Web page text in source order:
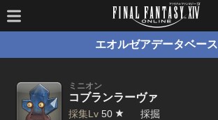
エオルゼアデータベース
ミニオン
コブランラーヴァ
採集Lv 50 採掘